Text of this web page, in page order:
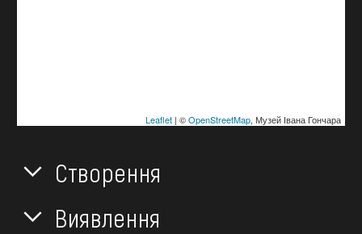
Leaflet| ©OpenStreetMap, Музей Івана Гончара
Створення
Виявлення